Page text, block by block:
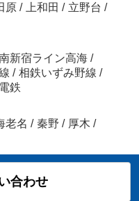
原 / 上和田 / 立野台 /
新宿ライン高海 /
/ 相鉄いずみ野線 /
鉄
老名 / 秦野 / 厚木 /
合わせ